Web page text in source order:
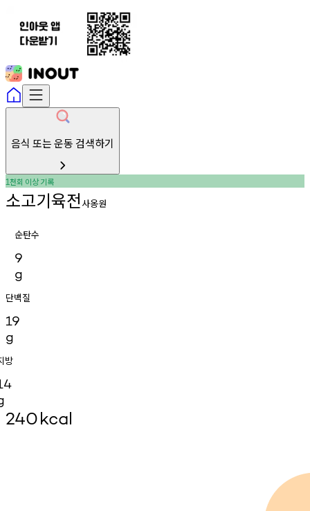
음식 또는 운동 검색하기
1천회 이상기록
소고기육전 사옹원
순탄수
9
g
단백질
19
g
방
240kcal